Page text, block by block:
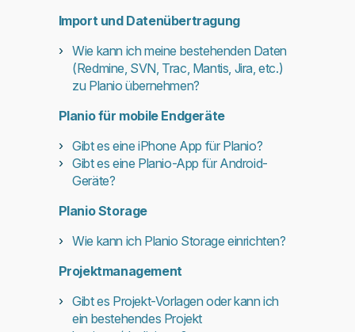
Import und Datenübertragung
Wie kann ich meine bestehenden Daten
(Redmine, SVN, Trac, Mantis, Jira, etc.)
zu Planio übernehmen?
Planio für mobile Endgeräte
Gibt es eine iPhone App für Planio?
Gibt es eine Planio-App für Android-
Geräte?
Planio Storage
Wie kann ich Planio Storage einrichten?
Projektmanagement
Gibt es Projekt-Vorlagen oder kann ich
ein bestehendes Projekt